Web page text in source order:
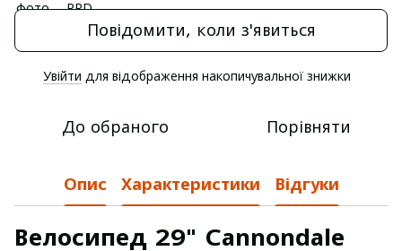
Повідомити, коли з'явиться
Увійти для відображення накопичувальної знижки
До обраного Порівняти
Опис Характеристики Відгуки
Велосипед 29" Cannondale